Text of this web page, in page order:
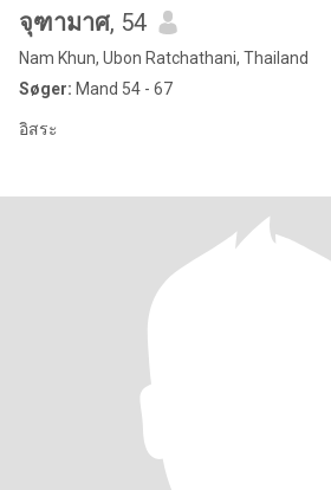
จุฑามาศ, 54
Nam Khun, Ubon Ratchathani, Thailand
Søger: Mand 54 - 67
อิสระ